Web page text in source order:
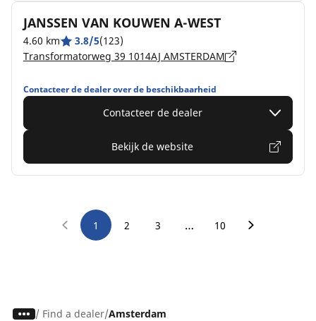
JANSSEN VAN KOUWEN A-WEST
4.60 km 3.8/5(123)
Transformatorweg 39 1014AJ AMSTERDAM
Contacteer de dealer over de beschikbaarheid
Contacteer de dealer
Bekijk de website
1 2 3 … 10
/ Find a dealer Amsterdam